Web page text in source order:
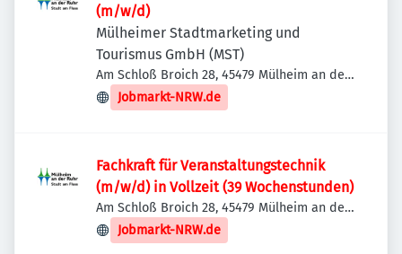
(m/w/d)
Mülheimer Stadtmarketing und
Tourismus GmbH (MST)
Am Schloß Broich 28, 45479 Mülheim an der
Ruhr, Deutschland
Jobmarkt-NRW.de
Fachkraft für Veranstaltungstechnik
(m/w/d) in Vollzeit (39 Wochenstunden)
Am Schloß Broich 28, 45479 Mülheim an der
Ruhr, Deutschland
Jobmarkt-NRW.de